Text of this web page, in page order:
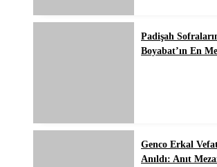
Padişah
Boyabat’ın En
Genco Erkal
Anıldı: Anıt